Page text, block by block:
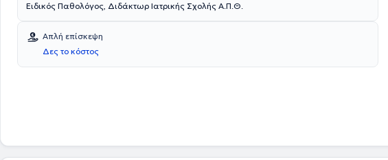
Ειδικός Παθολόγος, Διδάκτωρ Ιατρικής Σχολής Α.Π.Θ.
Απλή επίσκεψη
Δες το κόστος